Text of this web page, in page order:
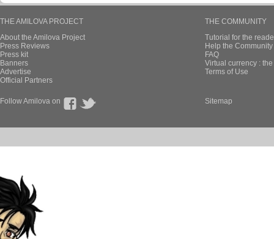
THE AMILOVA PROJECT
About the Amilova Project
Press Reviews
Press kit
Banners
Advertise
Official Partners
THE COMMUNITY
Tutorial for the
Help the
FAQ
Virtual currency :
Terms of Use
Follow Amilova on Sitemap